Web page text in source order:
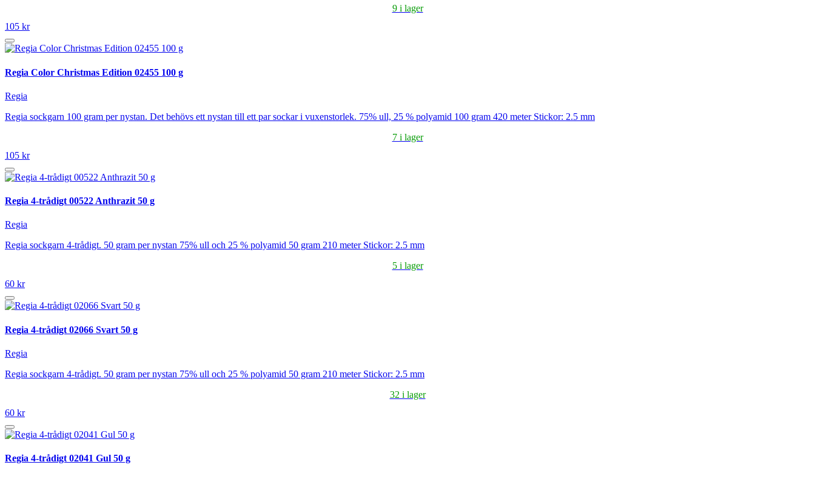
9 i lager
105 kr
Regia Color Christmas Edition 02455 100 g
Regia
Regia sockgarn 100 gram per nystan. Det behövs ett nystan till ett par sockar i vuxenstorlek. 75% ull, 25 % polyamid 100 gram 420 meter Stickor: 2.5 mm
7 i lager
105 kr
Regia 4-trådigt 00522 Anthrazit 50 g
Regia
Regia sockgarn 4-trådigt. 50 gram per nystan 75% ull och 25 % polyamid 50 gram 210 meter Stickor: 2.5 mm
5 i lager
60 kr
Regia 4-trådigt 02066 Svart 50 g
Regia
Regia sockgarn 4-trådigt. 50 gram per nystan 75% ull och 25 % polyamid 50 gram 210 meter Stickor: 2.5 mm
32 i lager
60 kr
Regia 4-trådigt 02041 Gul 50 g